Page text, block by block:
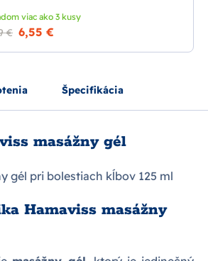
viac ako 3 kusy
€ 6,55 €
Špecifikácia
masážny gél
gél pri bolestiach kĺbov 125 ml
Hamaviss masážny